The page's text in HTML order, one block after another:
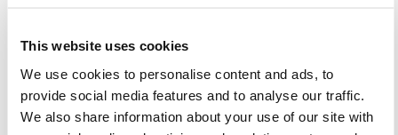
This website uses cookies
We use cookies to personalise content and ads, to
provide social media features and to analyse our traffic.
We also share information about your use of our site with
También hay opciones de vestidos de noche en
colores intensos como azul marino, burdeos, negro o
verde botella. Estos tonos, combinados con escotes